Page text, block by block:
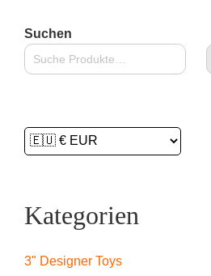
Suchen
Kategorien
3" Designer Toys